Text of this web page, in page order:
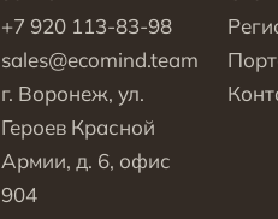
+7 920 113-83-98
sales@ecomind.team
г. Воронеж, ул.
Героев Красной
Армии, д. 6, офис
904